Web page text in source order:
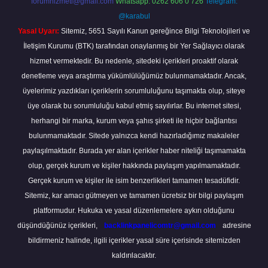
@karabul
Yasal Uyarı: Sitemiz, 5651 Sayılı Kanun gereğince Bilgi Teknolojileri ve
İletişim Kurumu (BTK) tarafından onaylanmış bir Yer Sağlayıcı olarak
hizmet vermektedir. Bu nedenle, sitedeki içerikleri proaktif olarak
denetleme veya araştırma yükümlülüğümüz bulunmamaktadır. Ancak,
üyelerimiz yazdıkları içeriklerin sorumluluğunu taşımakta olup, siteye
üye olarak bu sorumluluğu kabul etmiş sayılırlar. Bu internet sitesi,
herhangi bir marka, kurum veya şahıs şirketi ile hiçbir bağlantısı
bulunmamaktadır. Sitede yalnızca kendi hazırladığımız makaleler
paylaşılmaktadır. Burada yer alan içerikler haber niteliği taşımamakta
olup, gerçek kurum ve kişiler hakkında paylaşım yapılmamaktadır.
Gerçek kurum ve kişiler ile isim benzerlikleri tamamen tesadüfidir.
Sitemiz, kar amacı gütmeyen ve tamamen ücretsiz bir bilgi paylaşım
platformudur. Hukuka ve yasal düzenlemelere aykırı olduğunu
düşündüğünüz içerikleri,
backlinkpanelicomtr@gmail.com
adresine
bildirmeniz halinde, ilgili içerikler yasal süre içerisinde sitemizden
kaldırılacaktır.